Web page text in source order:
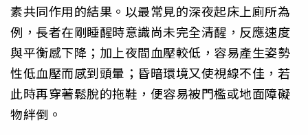
素共同作用的結果。以最常見的深夜起床上廁所為
例，長者在剛睡醒時意識尚未完全清醒，反應速度
與平衡感下降；加上夜間血壓較低，容易產生姿勢
性低血壓而感到頭暈；昏暗環境又使視線不佳，若
此時再穿著鬆脫的拖鞋，便容易被門檻或地面障礙
物絆倒。